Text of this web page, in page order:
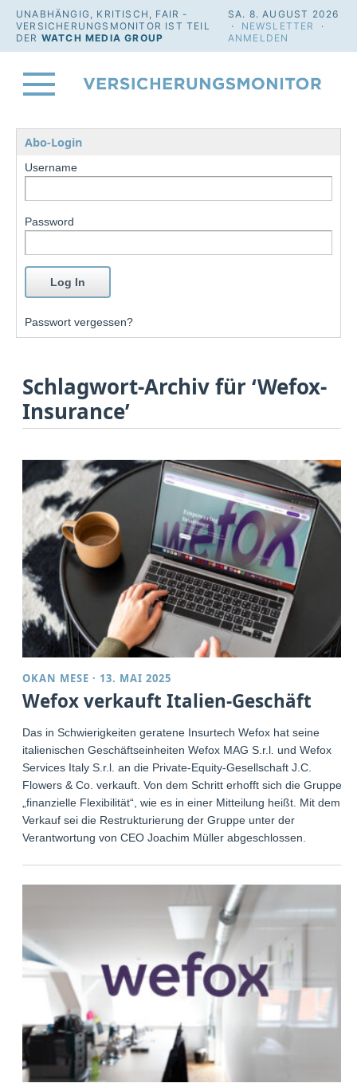
UNABHÄNGIG, KRITISCH, FAIR -
VERSICHERUNGSMONITOR IST TEIL
DER WATCH MEDIA GROUP
SA. 8. AUGUST 2026
· NEWSLETTER
·
ANMELDEN
Abo-Login
Username
Password
Passwort vergessen?
Schlagwort-Archiv für ‘Wefox-
Insurance’
OKAN MESE · 13. MAI 2025
Wefox verkauft Italien-Geschäft
Das in Schwierigkeiten geratene Insurtech Wefox hat seine
italienischen Geschäftseinheiten Wefox MAG S.r.l. und Wefox
Services Italy S.r.l. an die Private-Equity-Gesellschaft J.C.
Flowers & Co. verkauft. Von dem Schritt erhofft sich die Gruppe
„finanzielle Flexibilität“, wie es in einer Mitteilung heißt. Mit dem
Verkauf sei die Restrukturierung der Gruppe unter der
Verantwortung von CEO Joachim Müller abgeschlossen.